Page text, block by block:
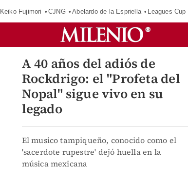
Keiko Fujimori CJNG Abelardo de la Espriella Leagues Cup
A 40 años del adiós de
Rockdrigo: el "Profeta del
Nopal" sigue vivo en su
legado
El musico tampiqueño, conocido como el
'sacerdote rupestre' dejó huella en la
música mexicana